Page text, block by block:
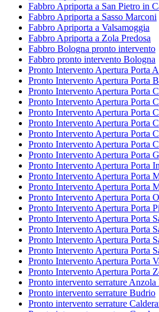
Fabbro Apriporta a San Pietro in
Fabbro Apriporta a Sasso Marconi
Fabbro Apriporta a Valsamoggia
Fabbro Apriporta a Zola Predosa
Fabbro Bologna pronto intervento
Fabbro pronto intervento Bologna
Pronto Intervento Apertura Porta
Pronto Intervento Apertura Porta
Pronto Intervento Apertura Porta
Pronto Intervento Apertura Porta
Pronto Intervento Apertura Porta
Pronto Intervento Apertura Porta
Pronto Intervento Apertura Porta
Pronto Intervento Apertura Porta
Pronto Intervento Apertura Porta
Pronto Intervento Apertura Porta
Pronto Intervento Apertura Porta
Pronto Intervento Apertura Porta
Pronto Intervento Apertura Porta
Pronto Intervento Apertura Porta
Pronto Intervento Apertura Porta
Pronto Intervento Apertura Porta
Pronto Intervento Apertura Porta
Pronto Intervento Apertura Porta
Pronto Intervento Apertura Porta
Pronto Intervento Apertura Porta
Pronto intervento serrature Anzola
Pronto intervento serrature Budrio
Pronto intervento serrature